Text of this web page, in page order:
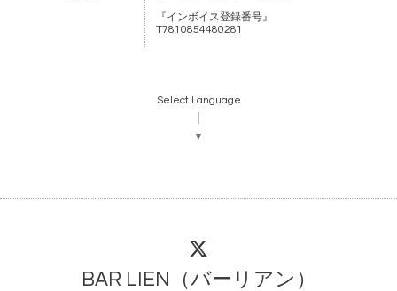
『インボイス登録番号』
T7810854480281
Select Language
▼
BAR LIEN（バーリアン）